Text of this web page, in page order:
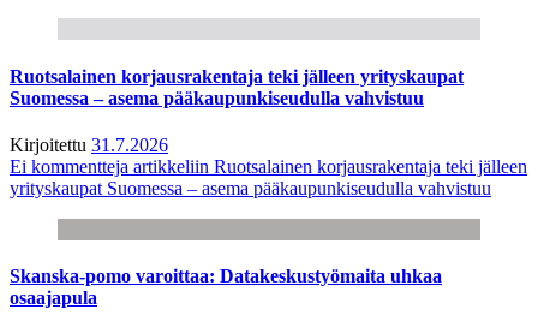
Ruotsalainen korjausrakentaja teki jälleen yrityskaupat
Suomessa – asema pääkaupunkiseudulla vahvistuu
Kirjoitettu 31.7.2026
Ei kommentteja artikkeliin Ruotsalainen korjausrakentaja teki jälleen
yrityskaupat Suomessa – asema pääkaupunkiseudulla vahvistuu
Skanska-pomo varoittaa: Datakeskustyömaita uhkaa
osaajapula